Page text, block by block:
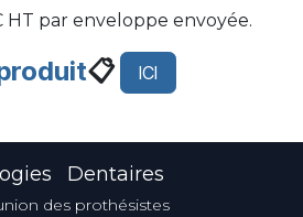
par enveloppe envoyée.
📋 ICI
Dentaires
des prothésistes